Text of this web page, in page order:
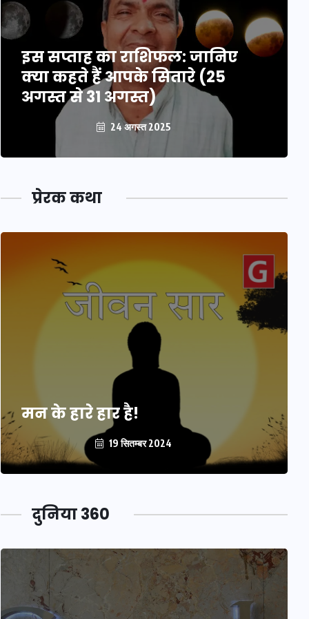
इस सप्ताह का राशिफल: जानिए
क्या कहते हैं आपके सितारे (25
अगस्त से 31 अगस्त)
24 अगस्त 2025
प्रेरक कथा
मन के हारे हार है!
19 सितम्बर 2024
दुनिया 360